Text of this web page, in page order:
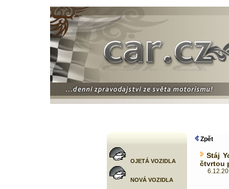
OJETÁ VOZIDLA
NOVÁ VOZIDLA
Zpět
Stáj
čtvrtou